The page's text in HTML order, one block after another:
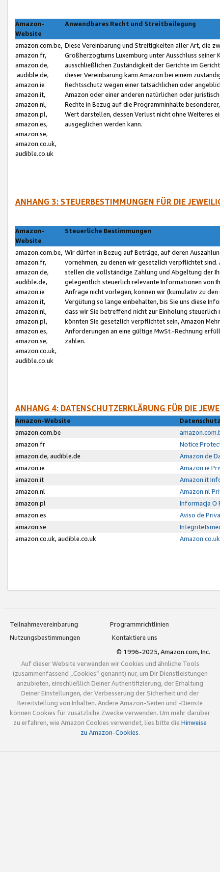
Amazon-
Website
Anwendbares Recht und Streitbeilegung
amazon.com.be,
amazon.fr,
amazon.de,
audible.de,
amazon.ie
amazon.it,
amazon.nl,
amazon.pl,
amazon.es,
amazon.se,
amazon.co.uk,
audible.co.uk
Diese Vereinbarung und Streitigkeiten aller Art, die
Großherzogtums Luxemburg unter Ausschluss
ausschließlichen Zuständigkeit der Gerichte im
dieser Vereinbarung kann Amazon bei einem
Rechtsschutz wegen einer tatsächlichen oder
Amazon oder einer anderen natürlichen oder
Rechte in Bezug auf die Programminhalte
Wert darstellen, dessen Verlust nicht ohne Weiteres
ausgeglichen werden kann.
ANHANG 3: STEUERBESTIMMUNGEN FÜR DIE
Amazon-
Website
Steuerliche Bestimmungen
amazon.com.be,
amazon.fr,
amazon.de,
audible.de,
amazon.ie
amazon.it,
amazon.nl,
amazon.pl,
amazon.es,
amazon.se,
amazon.co.uk,
audible.co.uk
Wir dürfen in Bezug auf Beträge, auf deren
vornehmen, zu denen wir gesetzlich verpflichtet
stellen die vollständige Zahlung und Abgeltung der
gelegentlich steuerlich relevante Informationen von
Anfrage nicht vorlegen, können wir (kumulativ zu
Vergütung so lange einbehalten, bis Sie uns diese
dass wir Sie betreffend nicht zur Einholung
könnten Sie gesetzlich verpflichtet sein, Amazon
Anforderungen an eine gültige MwSt.-Rechnung
zahlen.
ANHANG 4: DATENSCHUTZERKLÄRUNG FÜR DIE
Amazon-Website
amazon.com.be
amazon.fr
amazon.de, audible.de
Amazon.de
amazon.ie
Amazon.ie
amazon.it
Amazon.it
amazon.nl
Amazon.nl
amazon.pl
Informacja O
amazon.es
Aviso de
amazon.se
amazon.co.uk, audible.co.uk
Teilnahmevereinbarung
Programmrichtlinien
Nutzungsbestimmungen
Kontaktiere uns
© 1996-2025, Amazon.com, Inc.
Auf dieser Website verwenden wir Cookies und ähnliche Tools
(zusammenfassend „Cookies“ genannt) nur, um Dir Dienstleistungen
anzubieten, einschließlich Deiner Authentifizierung, der Erhaltung
Deiner Einstellungen, der Verbesserung der Sicherheit und der
Bereitstellung von Inhalten. Andere Amazon-Seiten und -Dienste
können Cookies für zusätzliche Zwecke verwenden. Um mehr darüber
zu erfahren, wie Amazon Cookies verwendet, lies bitte die Hinweise
zu Amazon-Cookies.